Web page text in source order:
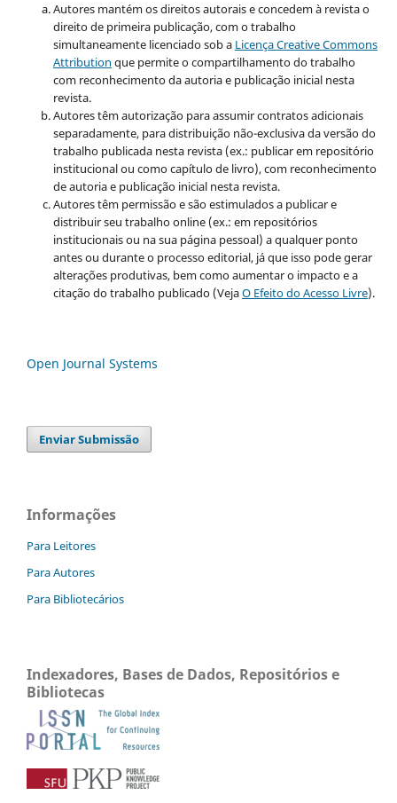
Autores mantém os direitos autorais e concedem à revista o
direito de primeira publicação, com o trabalho
simultaneamente licenciado sob a Licença Creative Commons
Attribution que permite o compartilhamento do trabalho
com reconhecimento da autoria e publicação inicial nesta
revista.
Autores têm autorização para assumir contratos adicionais
separadamente, para distribuição não-exclusiva da versão do
trabalho publicada nesta revista (ex.: publicar em repositório
institucional ou como capítulo de livro), com reconhecimento
de autoria e publicação inicial nesta revista.
Autores têm permissão e são estimulados a publicar e
distribuir seu trabalho online (ex.: em repositórios
institucionais ou na sua página pessoal) a qualquer ponto
antes ou durante o processo editorial, já que isso pode gerar
alterações produtivas, bem como aumentar o impacto e a
citação do trabalho publicado (VejaO Efeito do Acesso Livre).
Open Journal Systems
Enviar Submissão
Informações
Para Leitores
Para Autores
Para Bibliotecários
Indexadores, Bases de Dados, Repositórios e
Bibliotecas